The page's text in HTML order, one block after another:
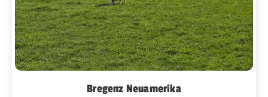
Bregenz Neuamerika